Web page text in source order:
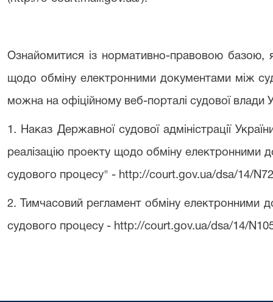
Ознайомитися із нормативно-правовою базою,
щодо обміну електронними документами між
можна на офіційному веб-порталі судової влади
1. Наказ Державної судової адміністрації
реалізацію проекту щодо обміну електронними
судового процесу" - http://court.gov.ua/dsa/14/
2. Тимчасовий регламент обміну електронними
судового процесу - http://court.gov.ua/dsa/14/